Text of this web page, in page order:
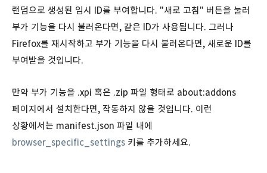
랜덤으로 생성된 임시 ID를 부여합니다. "새로 고침" 버튼을 눌러
부가 기능을 다시 불러온다면, 같은 ID가 사용됩니다. 그러나
Firefox를 재시작하고 부가 기능을 다시 불러온다면, 새로운 ID를
부여받을 것입니다.
만약 부가 기능을 .xpi 혹은 .zip 파일 형태로 about:addons
페이지에서 설치한다면, 작동하지 않을 것입니다. 이런
상황에서는 manifest.json 파일 내에
browser_specific_settings 키를 추가하세요.